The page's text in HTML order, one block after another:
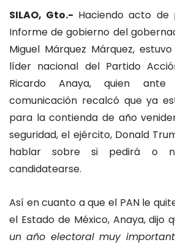
SILAO, Gto.- Haciendo acto
Informe de gobierno del
Miguel Márquez Márquez,
líder nacional del Partido
Ricardo Anaya, quien
comunicación recalcó que ya
para la contienda de año
seguridad, el ejército, Donald
hablar sobre si pedirá o
candidatearse.
Así en cuanto a que el PAN le
el Estado de México, Anaya, dijo
un año electoral muy